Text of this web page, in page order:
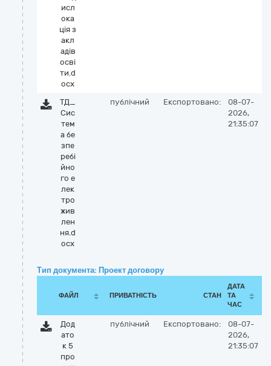
исл
ока
ція з
акл
адів
осві
ти.d
ocx
ТД_
Сис
тем
а бе
зпе
ребі
йно
го е
лек
тро
жив
лен
ня.d
ocx
публічний Експортовано:
08-07-
2026,
21:35:07
Тип документа: Проект договору
ФАЙЛ ПРИВАТНІСТЬ СТАН
ДАТА
ТА
ЧАС
Дод
ато
к 5
про
публічний Експортовано:
08-07-
2026,
21:35:07